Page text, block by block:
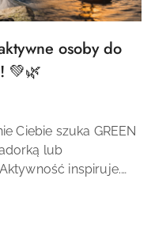
osoby do
💚🌿
Ciebie szuka GREEN
lub
inspiruje.
kosmetyków...